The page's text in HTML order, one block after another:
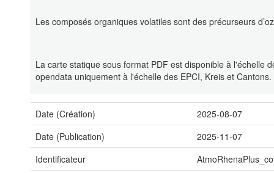
Les composés organiques volatiles sont des précurseurs
La carte statique sous format PDF est disponible à l'échelle
opendata uniquement à l'échelle des EPCI, Kreis et Cantons.
Date (Création)
2025-08-07
Date (Publication)
2025-11-07
Identificateur